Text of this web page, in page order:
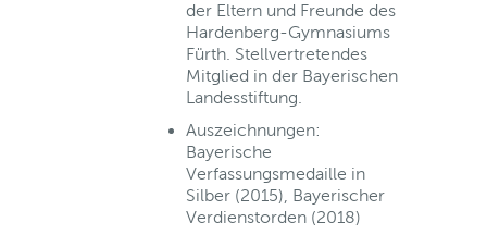
der Eltern und Freunde des
Hardenberg-Gymnasiums
Fürth. Stellvertretendes
Mitglied in der Bayerischen
Landesstiftung.
Auszeichnungen:
Bayerische
Verfassungsmedaille in
Silber (2015), Bayerischer
Verdienstorden (2018)